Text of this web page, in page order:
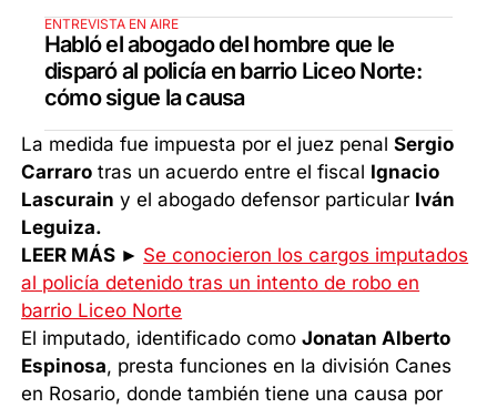
ENTREVISTA EN AIRE
Habló el abogado del hombre que le
disparó al policía en barrio Liceo Norte:
cómo sigue la causa
La medida fue impuesta por el juez penalSergio
Carraro tras un acuerdo entre el fiscal Ignacio
Lascurain y el abogado defensor particular Iván
Leguiza.
LEER MÁS ► Se conocieron los cargos imputados
al policía detenido tras un intento de robo en
barrio Liceo Norte
El imputado, identificado comoJonatan Alberto
Espinosa, presta funciones en la división Canes
en Rosario, donde también tiene una causa por